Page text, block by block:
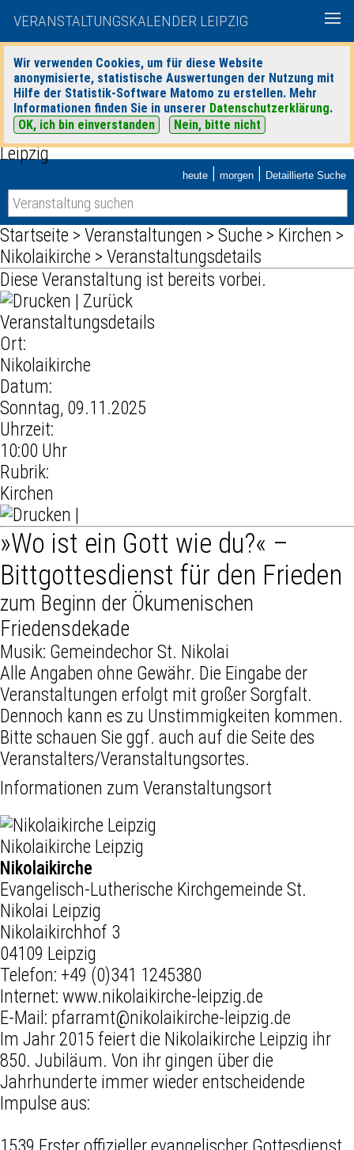
VERANSTALTUNGSKALENDER LEIPZIG
Wir verwenden Cookies, um für diese Website
anonymisierte, statistische Auswertungen der Nutzung mit
Hilfe der Statistik-Software Matomo zu erstellen. Mehr
Informationen finden Sie in unserer Datenschutzerklärung.
OK, ich bin einverstanden
Nein, bitte nicht
heute | morgen | Detaillierte Suche
Startseite > Veranstaltungen > Suche > Kirchen >
Nikolaikirche > Veranstaltungsdetails
Diese Veranstaltung ist bereits vorbei.
Zurück
Veranstaltungsdetails
Ort:
Nikolaikirche
Datum:
Sonntag, 09.11.2025
Uhrzeit:
10:00 Uhr
Rubrik:
Kirchen
»Wo ist ein Gott wie du?« –
Bittgottesdienst für den Frieden
zum Beginn der Ökumenischen
Friedensdekade
Musik: Gemeindechor St. Nikolai
Alle Angaben ohne Gewähr. Die Eingabe der
Veranstaltungen erfolgt mit großer Sorgfalt.
Dennoch kann es zu Unstimmigkeiten kommen.
Bitte schauen Sie ggf. auch auf die Seite des
Veranstalters/Veranstaltungsortes.
Informationen zum Veranstaltungsort
Nikolaikirche Leipzig
Nikolaikirche
Evangelisch-Lutherische Kirchgemeinde St.
Nikolai Leipzig
Nikolaikirchhof 3
04109 Leipzig
Telefon: +49 (0)341 1245380
Internet: www.nikolaikirche-leipzig.de
E-Mail: pfarramt@nikolaikirche-leipzig.de
Im Jahr 2015 feiert die Nikolaikirche Leipzig ihr
850. Jubiläum. Von ihr gingen über die
Jahrhunderte immer wieder entscheidende
Impulse aus: